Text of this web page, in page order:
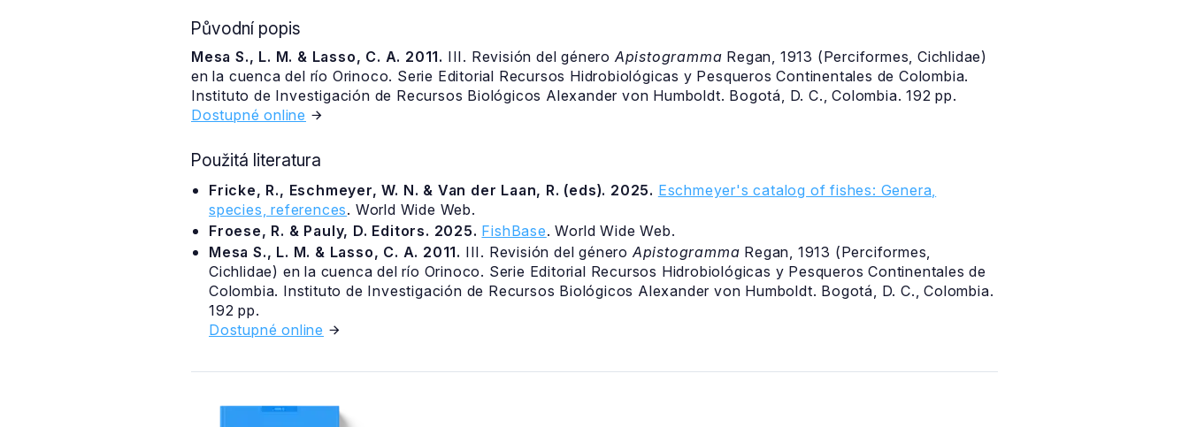
Původní popis
Mesa S., L. M. & Lasso, C. A. 2011. III. Revisión del géneroApistogramma Regan, 1913 (Perciformes, Cichlidae)
en la cuenca del río Orinoco. Serie Editorial Recursos Hidrobiológicas y Pesqueros Continentales de Colombia.
Instituto de Investigación de Recursos Biológicos Alexander von Humboldt. Bogotá, D. C., Colombia. 192 pp.
Dostupné online
Použitá literatura
Fricke, R., Eschmeyer, W. N. & Van der Laan, R. (eds). 2025. Eschmeyer's catalog of fishes: Genera,
species, references. World Wide Web.
Froese, R. & Pauly, D. Editors. 2025. FishBase. World Wide Web.
Mesa S., L. M. & Lasso, C. A. 2011. III. Revisión del géneroApistogramma Regan, 1913 (Perciformes,
Cichlidae) en la cuenca del río Orinoco. Serie Editorial Recursos Hidrobiológicas y Pesqueros Continentales de
Colombia. Instituto de Investigación de Recursos Biológicos Alexander von Humboldt. Bogotá, D. C., Colombia.
192 pp.
Dostupné online